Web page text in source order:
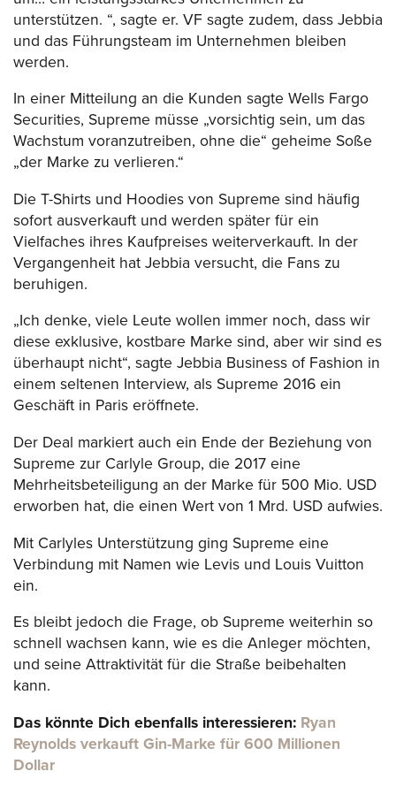
unterstützen. “, sagte er. VF sagte zudem, dass Jebbia
und das Führungsteam im Unternehmen bleiben
werden.
In einer Mitteilung an die Kunden sagte Wells Fargo
Securities, Supreme müsse „vorsichtig sein, um das
Wachstum voranzutreiben, ohne die“ geheime Soße
„der Marke zu verlieren.“
Die T-Shirts und Hoodies von Supreme sind häufig
sofort ausverkauft und werden später für ein
Vielfaches ihres Kaufpreises weiterverkauft. In der
Vergangenheit hat Jebbia versucht, die Fans zu
beruhigen.
„Ich denke, viele Leute wollen immer noch, dass wir
diese exklusive, kostbare Marke sind, aber wir sind es
überhaupt nicht“, sagte Jebbia Business of Fashion in
einem seltenen Interview, als Supreme 2016 ein
Geschäft in Paris eröffnete.
Der Deal markiert auch ein Ende der Beziehung von
Supreme zur Carlyle Group, die 2017 eine
Mehrheitsbeteiligung an der Marke für 500 Mio. USD
erworben hat, die einen Wert von 1 Mrd. USD aufwies.
Mit Carlyles Unterstützung ging Supreme eine
Verbindung mit Namen wie Levis und Louis Vuitton
ein.
Es bleibt jedoch die Frage, ob Supreme weiterhin so
schnell wachsen kann, wie es die Anleger möchten,
und seine Attraktivität für die Straße beibehalten
kann.
Das könnte Dich ebenfalls interessieren: Ryan
Reynolds verkauft Gin-Marke für 600 Millionen
Dollar